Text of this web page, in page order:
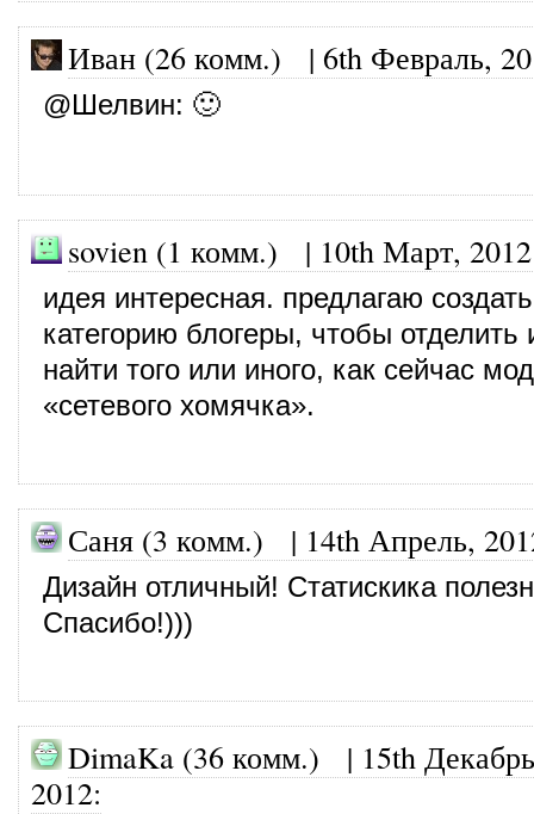
Иван (26 комм.) | 6th Февраль,
@Шелвин: 🙂
sovien (1 комм.) | 10th Март, 2012
идея интересная. предлагаю создать
категорию блогеры, чтобы отделить
найти того или иного, как сейчас
«сетевого хомячка».
Саня (3 комм.) | 14th Апрель,
Дизайн отличный! Статискика
Спасибо!)))
DimaKa (36 комм.) | 15th
2012: